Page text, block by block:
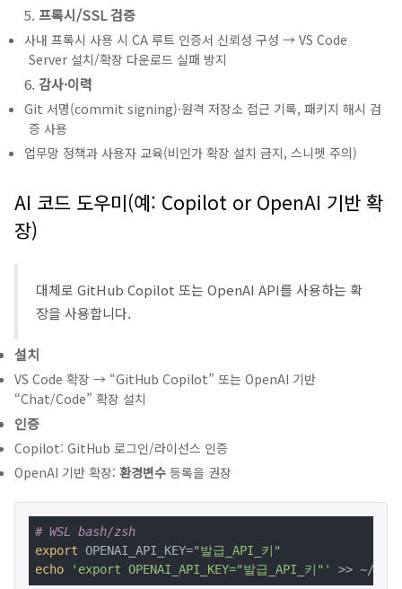
프록시/SSL 검증
사내 프록시 사용 시 CA 루트 인증서 신뢰성 구성 → VS Code
Server 설치/확장 다운로드 실패 방지
감사·이력
Git 서명(commit signing)·원격 저장소 접근 기록, 패키지 해시 검
증 사용
업무망 정책과 사용자 교육(비인가 확장 설치 금지, 스니펫 주의)
AI 코드 도우미(예: Copilot or OpenAI 기반 확
장)
대체로 GitHub Copilot 또는 OpenAI API를 사용하는 확
장을 사용합니다.
설치
VS Code 확장 → “GitHub Copilot” 또는 OpenAI 기반
“Chat/Code” 확장 설치
인증
Copilot: GitHub 로그인/라이선스 인증
OpenAI 기반 확장: 환경변수 등록을 권장
# WSL bash/zsh
export OPENAI_API_KEY="발급_API_키"
echo
'export OPENAI_API_KEY="발급_API_키"' >> ~/